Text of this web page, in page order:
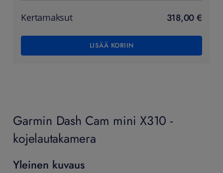
Kertamaksut 318,00 €
LISÄÄ KORIIN
Garmin Dash Cam mini X310 -
kojelautakamera
Yleinen kuvaus